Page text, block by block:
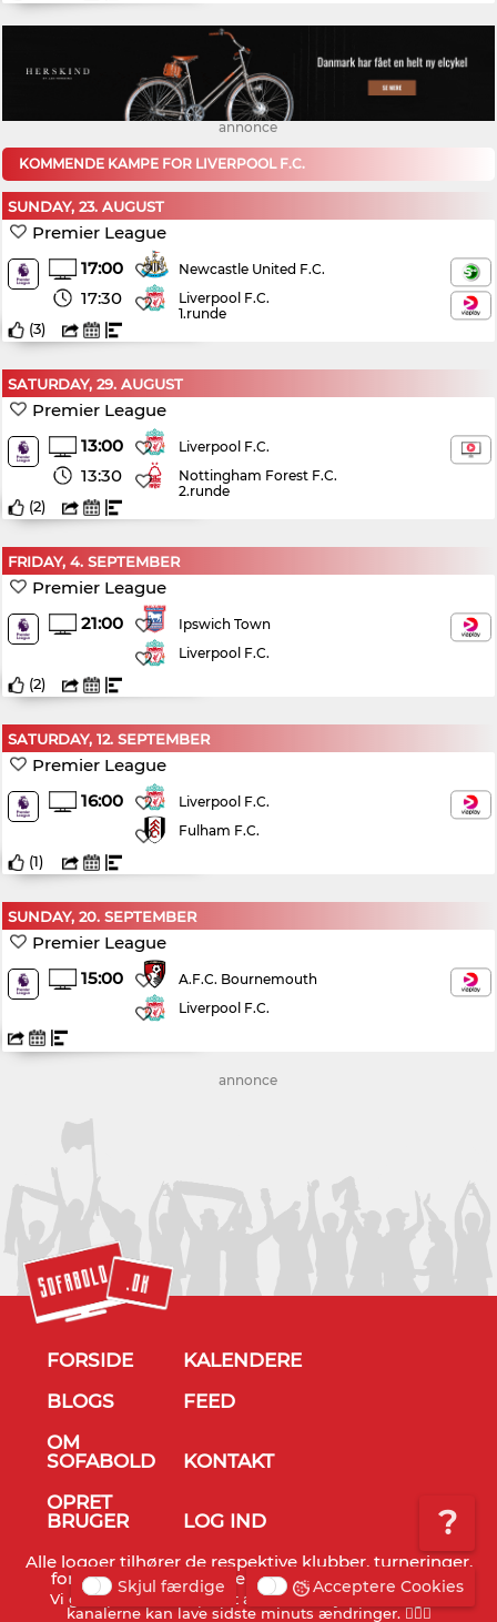
?
annonce
KOMMENDE KAMPE FOR LIVERPOOL F.C.
SUNDAY, 23. AUGUST
Premier League
17:00
17:30
Newcastle United F.C.
Liverpool F.C.
1.runde
(3)
SATURDAY, 29. AUGUST
Premier League
13:00
13:30
Liverpool F.C.
Nottingham Forest F.C.
2.runde
(2)
FRIDAY, 4. SEPTEMBER
Premier League
21:00
Ipswich Town
Liverpool F.C.
(2)
SATURDAY, 12. SEPTEMBER
Premier League
16:00
Liverpool F.C.
Fulham F.C.
(1)
SUNDAY, 20. SEPTEMBER
Premier League
15:00
A.F.C. Bournemouth
Liverpool F.C.
annonce
FORSIDE
KALENDERE
BLOGS
FEED
OM
SOFABOLD
KONTAKT
OPRET
BRUGER
LOG IND
Alle logoer tilhører de respektive klubber, turneringer,
forbund og TV stationer - © Sofabold 2011-2026
Vi gør opmærksom på, at alt info er vejledende og TV
kanalerne kan lave sidste minuts ændringer. 🤷🏻‍♂️
Skjul færdige Acceptere Cookies